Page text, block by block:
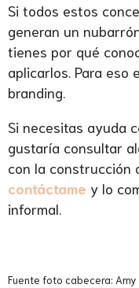
Si todos estos
generan un
tienes por qué
aplicarlos. Para eso
branding.
Si necesitas ayuda
gustaría consultar
con la construcción
contáctame y lo
informal.
Fuente foto cabecera: